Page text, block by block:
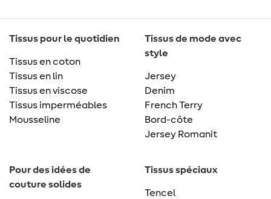
Tissus pour le quotidien
Tissus en coton
Tissus en lin
Tissus en viscose
Tissus imperméables
Mousseline
Tissus de mode avec
style
Jersey
Denim
French Terry
Bord-côte
Jersey Romanit
Pour des idées de
couture solides
Tissus spéciaux
Tencel